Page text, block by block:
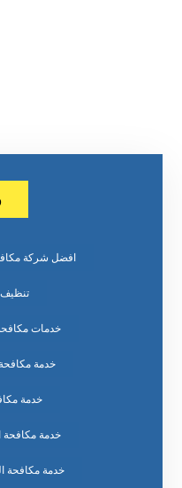
افضل شركة
تنظيف
خدمات
خدمة
خدمة
خدمة
خدمة مكافحة